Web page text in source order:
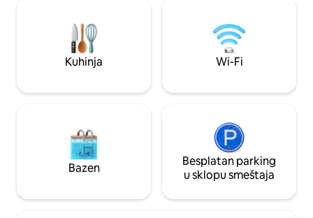
0-2 godine nijesu prihvaćena. Kućni
ljubimci nijesu dozvoljeni.)
opuštanje i
Srdačno
nastojimo da
bezbjedan
Kuhinja Wi-Fi
Bazen
Besplatan parking
u sklopu smeštaja